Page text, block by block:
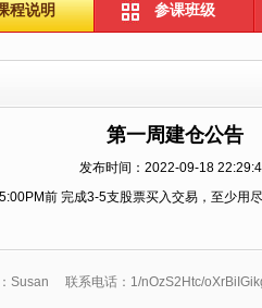
程说明 参课班级
第一周建仓公告
发布时间：2022-09-18
前 完成3-5支股票买入交易，至少用
Susan 联系电话：1/nOzS2Htc/